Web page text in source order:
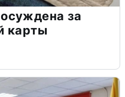
за
карты